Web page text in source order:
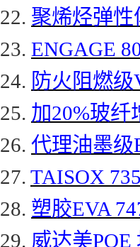
22. 聚烯烃弹性
23. ENGAGE
24. 防火阻燃级
25. 加20%玻纤
26. 代理油墨级
27. TAISOX
28. 塑胶EVA
29. 威达美POE